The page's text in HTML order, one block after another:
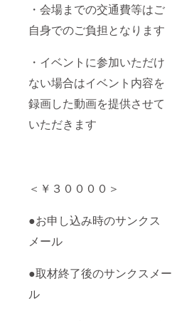
・会場までの交通費等はご
自身でのご負担となります
・イベントに参加いただけ
ない場合はイベント内容を
録画した動画を提供させて
いただきます
＜￥３００００＞
●お申し込み時のサンクス
メール
●取材終了後のサンクスメー
ル